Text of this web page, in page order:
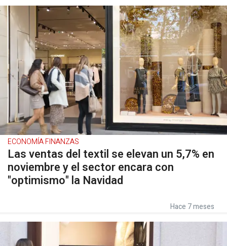
ECONOMÍA FINANZAS
Las ventas del textil se elevan un 5,7% en
noviembre y el sector encara con
"optimismo" la Navidad
Hace 7 meses